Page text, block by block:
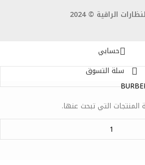
الراقية © 2024
المنتجات التي تبحث عنها.
حسابي
سلة التسوق